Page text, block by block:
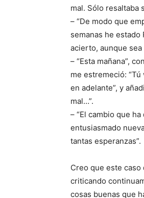
mal. Sólo resaltaba
– “De modo que
semanas he estado
acierto, aunque
– “Esta mañana”,
me estremeció:
en adelante”, y
mal…”.
– “El cambio que
en­tusiasmado
tantas esperanzas”.
Creo que este
criticando
cosas buenas que